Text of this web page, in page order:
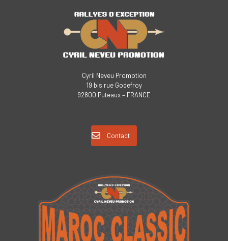
Cyril Neveu Promotion
19 bis rue Godefroy
92800 Puteaux – FRANCE
Contact